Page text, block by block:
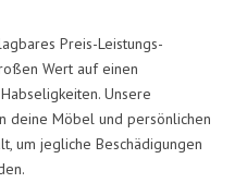
Preis-Leistungs-
Wert auf einen
Unsere
deine Möbel und persönlichen
um jegliche Beschädigungen